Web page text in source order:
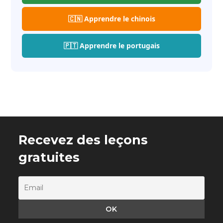
🇨🇳 Apprendre le chinois
🇵🇹 Apprendre le portugais
Recevez des leçons
gratuites